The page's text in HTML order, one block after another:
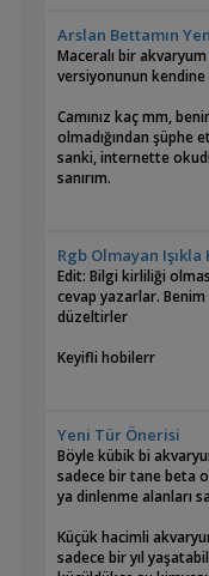
Arslan Bettamın
Maceralı bir
versiyonunun
Camınız kaç mm,
olmadığından şüphe
sanki, internette
sanırım.
Rgb Olmayan Işıkla
Edit: Bilgi kirliliği
cevap yazarlar.
düzeltirler
Keyifli hobilerr
Yeni Tür Önerisi
Böyle kübik bi
sadece bir tane beta
ya dinlenme alanları
Küçük hacimli
sadece bir yıl